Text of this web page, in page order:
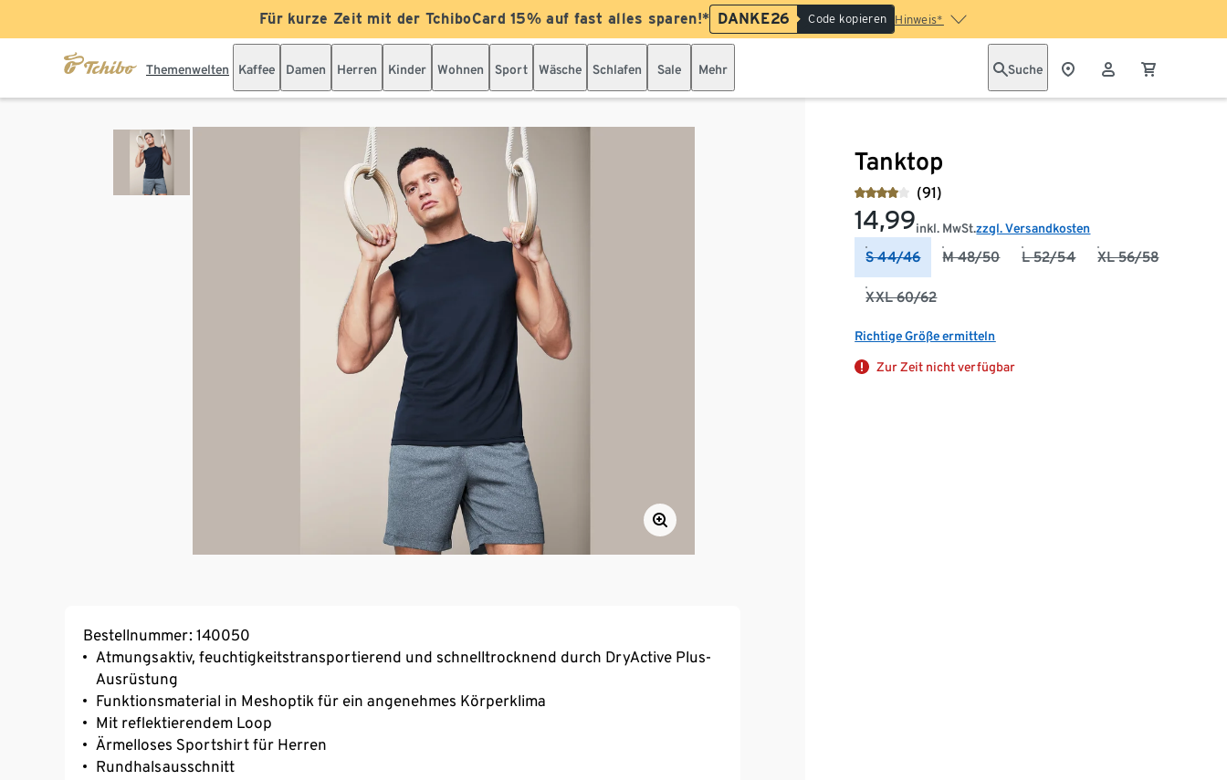
Für kurze Zeit mit der TchiboCard 15% auf fast alles sparen!* DANKE26 Code kopieren Hinweis*
Themenwelten Kaffee Damen Herren Kinder Wohnen Sport Wäsche Schlafen Sale Mehr Suche
Tanktop
(91)
14,99inkl. MwSt.zzgl. Versandkosten
S 44/46 M 48/50 L 52/54 XL 56/58
XXL 60/62
Richtige Größe ermitteln
Zur Zeit nicht verfügbar
Bestellnummer: 140050
Atmungsaktiv, feuchtigkeitstransportierend und schnelltrocknend durch DryActive Plus-
Ausrüstung
Funktionsmaterial in Meshoptik für ein angenehmes Körperklima
Mit reflektierendem Loop
Ärmelloses Sportshirt für Herren
Rundhalsausschnitt